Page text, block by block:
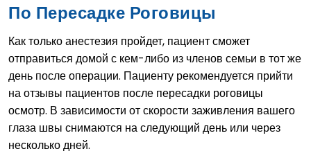
По Пересадке Роговицы
Как только анестезия пройдет, пациент сможет
отправиться домой с кем-либо из членов семьи в тот же
день после операции. Пациенту рекомендуется прийти
на отзывы пациентов после пересадки роговицы
осмотр. В зависимости от скорости заживления вашего
глаза швы снимаются на следующий день или через
несколько дней.